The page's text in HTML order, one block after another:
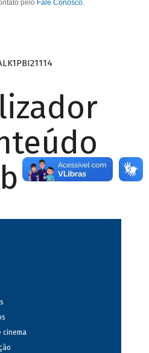
pelo Fale Conosco.
cinema